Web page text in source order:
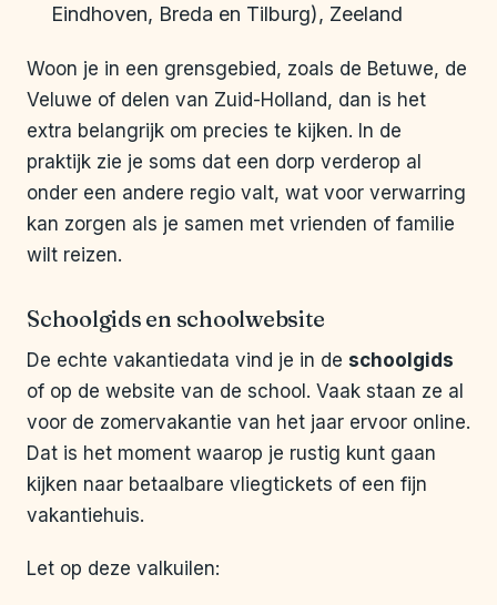
Eindhoven, Breda en Tilburg), Zeeland
Woon je in een grensgebied, zoals de Betuwe, de
Veluwe of delen van Zuid-Holland, dan is het
extra belangrijk om precies te kijken. In de
praktijk zie je soms dat een dorp verderop al
onder een andere regio valt, wat voor verwarring
kan zorgen als je samen met vrienden of familie
wilt reizen.
Schoolgids en schoolwebsite
De echte vakantiedata vind je in de schoolgids
of op de website van de school. Vaak staan ze al
voor de zomervakantie van het jaar ervoor online.
Dat is het moment waarop je rustig kunt gaan
kijken naar betaalbare vliegtickets of een fijn
vakantiehuis.
Let op deze valkuilen: